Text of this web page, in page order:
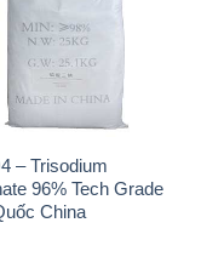
– Trisodium
96% Tech Grade
China